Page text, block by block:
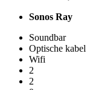
Sonos Ray
Soundbar
Optische kabel
Wifi
2
2